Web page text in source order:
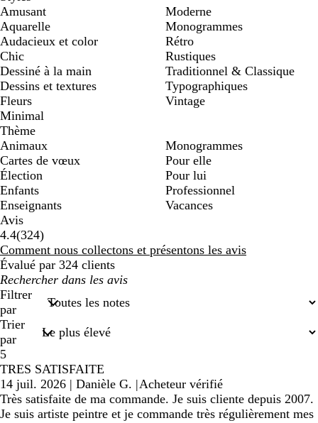
Amusant
Aquarelle
Audacieux et color
Chic
Dessiné à la main
Dessins et textures
Fleurs
Minimal
Moderne
Monogrammes
Rétro
Rustiques
Traditionnel & Classique
Typographiques
Vintage
Thème
Animaux
Cartes de vœux
Élection
Enfants
Enseignants
Monogrammes
Pour elle
Pour lui
Professionnel
Vacances
Avis
4.4(324324
avis
)
Comment nous collectons et présentons les avis
Évalué par 324 clients
Mes
recherches
saisies
Filtrer
par
Trier
par
5
TRES SATISFAITE
14 juil. 2026 | Danièle G. |Acheteur vérifié
Très satisfaite de ma commande. Je suis cliente depuis 2007.
Je suis artiste peintre et je commande très régulièrement mes